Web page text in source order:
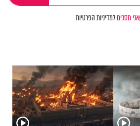
אני מסכיםלמדיניות הפרטיות